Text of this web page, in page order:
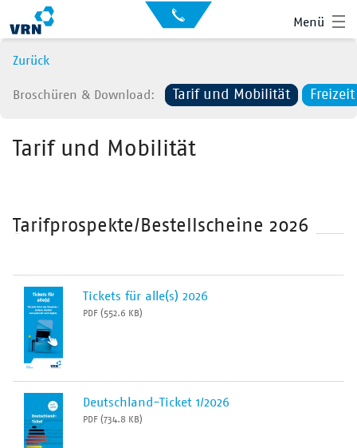
Menü
Auskunft
für
Kontakt
Leichte Sprache
Suche
Mobilität
Service
Der VRN
Zurück
Broschüren & Download Tarif und Mobilität Freizeit
Tarif und Mobilität
Tarifprospekte/Bestellscheine 2026
Tickets für alle(s) 2026
PDF (552.6 KB)
Deutschland-Ticket 1/2026
PDF (734.8 KB)